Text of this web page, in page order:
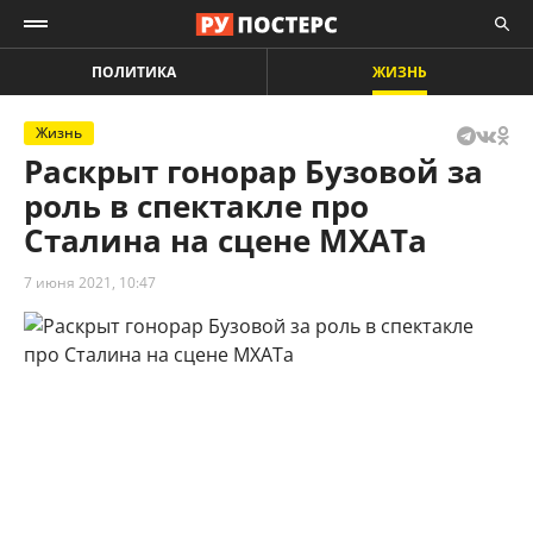
ПОЛИТИКА ЖИЗНЬ
Жизнь
Раскрыт гонорар Бузовой за
роль в спектакле про
Сталина на сцене МХАТа
7 июня 2021, 10:47